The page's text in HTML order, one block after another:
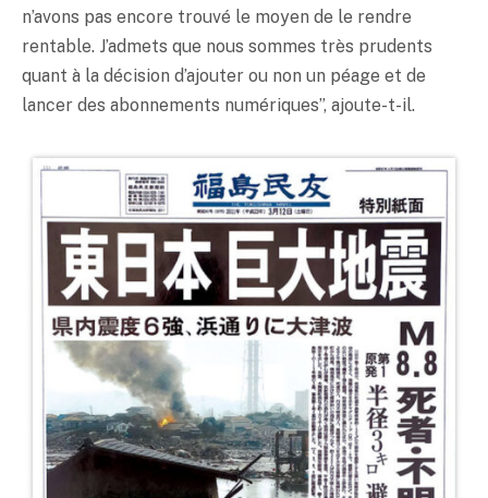
n’avons pas encore trouvé le moyen de le rendre
rentable. J’admets que nous sommes très prudents
quant à la décision d’ajouter ou non un péage et de
lancer des abonnements numériques”, ajoute-t-il.